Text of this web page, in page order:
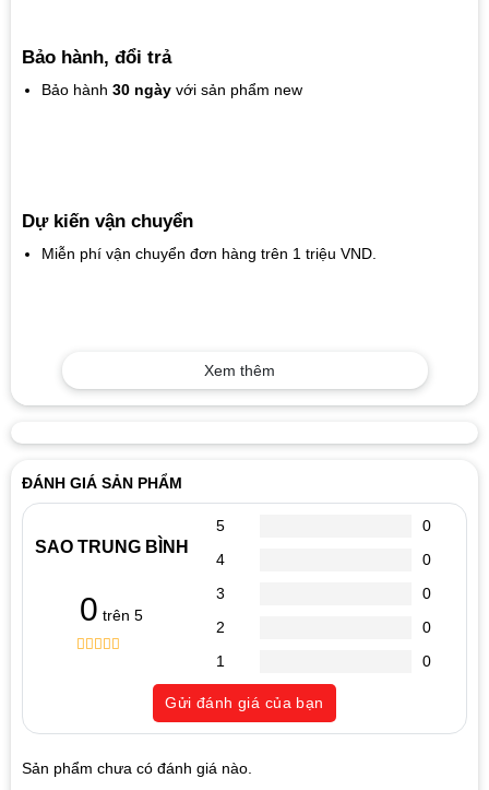
Bảo hành, đổi trả
Bảo hành 30 ngàyvới sản phẩm new
Dự kiến vận chuyển
Miễn phí vận chuyển đơn hàng trên 1 triệu VND.
Xem thêm
ĐÁNH GIÁ SẢN PHẨM
SAO TRUNG BÌNH
0 trên 5
on
customer
ratings
5
0
4
0
3
0
2
0
1
0
Gửi đánh giá của bạn
Sản phẩm chưa có đánh giá nào.